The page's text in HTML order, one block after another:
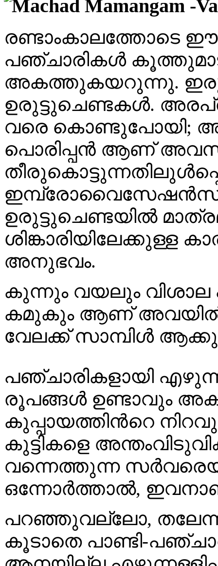
രണ്ടാംകാലത്തോടെ ഈ
പഞ്ചാരികൾ
അകത്തുകയറുന്നു.
ഉരുട്ടുചെണ്ടകൾ.
വരെ കൊണ്ടുപോയി;
പൊരിപ്പൻ ആണ്
ഇമ്പ്രോവൈസേഷൻസ്
ഉരുട്ടുചെണ്ടയിൽ
ശിങ്കാരിയിലേക്കുള്ള
അനുഭവം.
കുന്നും വയലും വിശാല
കമുകും ആണ്
വേലക്ക് സാമ്പിൾ
പഞ്ചാരികളായി
രൂപങ്ങൾ ഉണ്ടാവും
കുപ്പായത്തിൻറെ
കുട്ടികളെ
വന്നെത്തുന്ന
ഒന്നോർത്താൽ, ഇവനാണ്
പറഞ്ഞുവല്ലോ,
കൂടാതെ പാണ്ടി-